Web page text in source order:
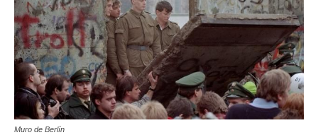
Muro de Berlín